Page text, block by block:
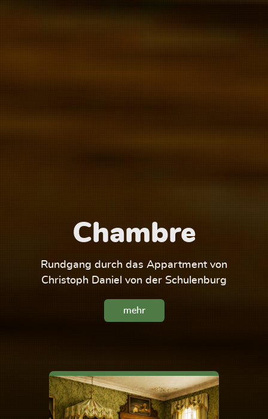
Chambre
Rundgang durch das Appartment von
Christoph Daniel von der Schulenburg
mehr